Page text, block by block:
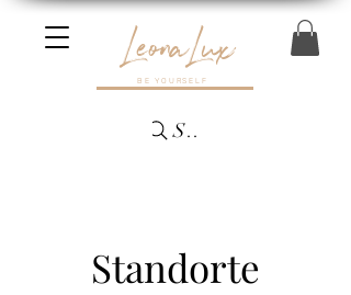
LeonaLux
BE YOURSELF
Suchen...
Standorte